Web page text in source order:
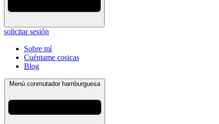
solicitar sesión
Sobre mí
Cuéntame cosicas
Blog
Menú conmutador hamburguesa